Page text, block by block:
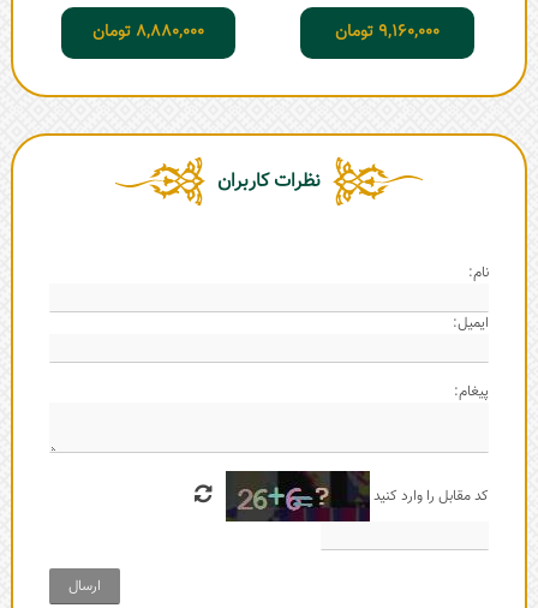
9,160,000 تومان 8,880,000 تومان
نظرات کاربران
نام:
ایمیل:
پیغام:
کد مقابل را وارد کنید
ارسال